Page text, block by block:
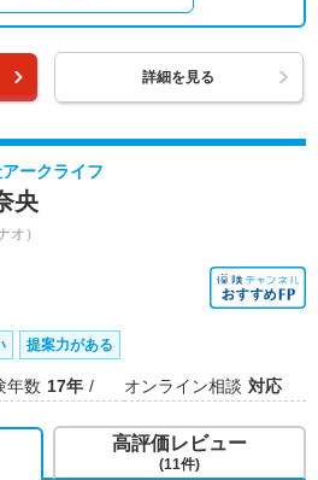
詳細を見る
ークライフ
央
オ）
提案力がある
年数 17年 オンライン相談 対応
高評価レビュー
(11件)